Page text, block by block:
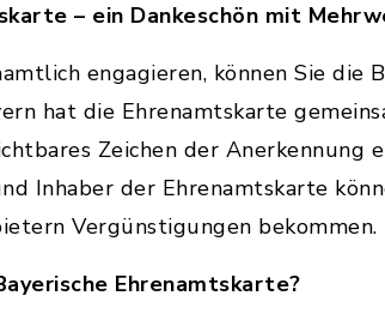
– ein Dankeschön mit
engagieren, können Sie die
hat die Ehrenamtskarte
Zeichen der Anerkennung
Inhaber der Ehrenamtskarte
Vergünstigungen bekommen.
Ehrenamtskarte?